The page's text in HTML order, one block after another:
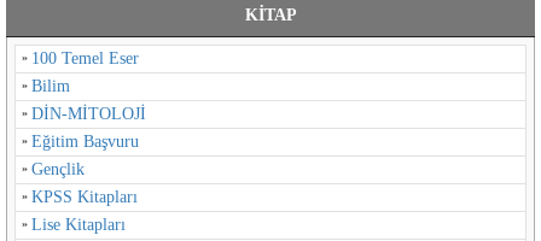
KİTAP
100 Temel Eser
Bilim
DİN-MİTOLOJİ
Eğitim Başvuru
Gençlik
KPSS Kitapları
Lise Kitapları